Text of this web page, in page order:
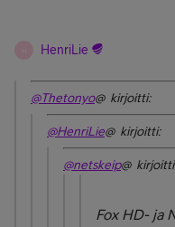
HenriLie
@Thetonyo@ kirjoitti:
@HenriLie@ kirjoitti:
@netskeip@
Fox HD- ja